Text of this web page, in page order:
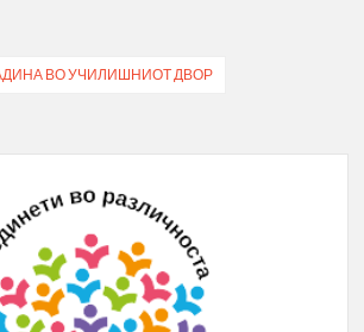
ВО УЧИЛИШНИОТ ДВОР